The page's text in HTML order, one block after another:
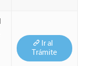
Ir al
Trámite